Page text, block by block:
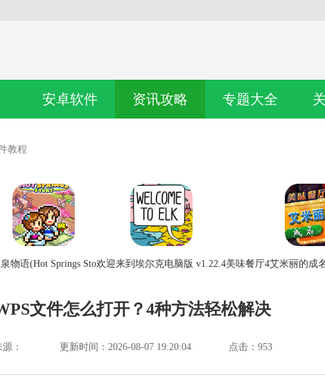
安卓软件 资讯攻略 专题大全
教程
物语(Hot Springs Sto欢迎来到埃尔克电脑版 v1.22.4美味餐厅4艾米丽的成
文件怎么打开？4种方法轻松解决
： 更新时间：2026-08-07 19:20:04 点击： 953